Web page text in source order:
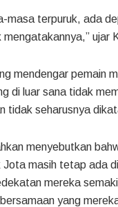
masa terpuruk, ada
mengatakannya,” ujar
mendengar pemain
di luar sana tidak
tidak seharusnya
menyebutkan
Jota masih tetap ada
mereka
yang